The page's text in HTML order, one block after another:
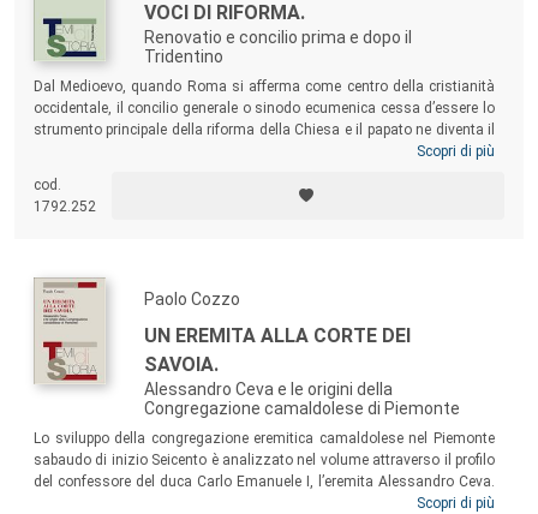
VOCI DI RIFORMA.
Renovatio e concilio prima e dopo il
Tridentino
Dal Medioevo, quando Roma si afferma come centro della cristianità
occidentale, il concilio generale o sinodo ecumenica cessa d’essere lo
strumento principale della riforma della Chiesa e il papato ne diventa il
grande concorrente. Qual è dunque, in età moderna, il ruolo della
Sino alle soglie dell’età contemporanea queste domande ricorrono
frequentemente negli scritti, nei discorsi e perfino nella prassi politica e
Scopri di più
cod.
1792.252
Paolo Cozzo
UN EREMITA ALLA CORTE DEI
SAVOIA.
Alessandro Ceva e le origini della
Congregazione camaldolese di Piemonte
Lo sviluppo della congregazione eremitica camaldolese nel Piemonte
sabaudo di inizio Seicento è analizzato nel volume attraverso il profilo
del confessore del duca Carlo Emanuele I, l’eremita Alessandro Ceva.
Morto in odore di santità nel 1612, Ceva fu oggetto di un culto che non
Scopri di più